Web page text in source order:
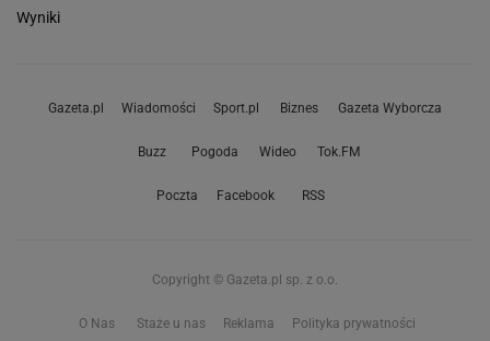
Wyniki
Gazeta.pl Wiadomości Sport.pl Biznes Gazeta Wyborcza
Buzz Pogoda Wideo Tok.FM
Poczta Facebook RSS
Copyright © Gazeta.pl sp. z o.o.
O Nas Staże u nas Reklama Polityka prywatności